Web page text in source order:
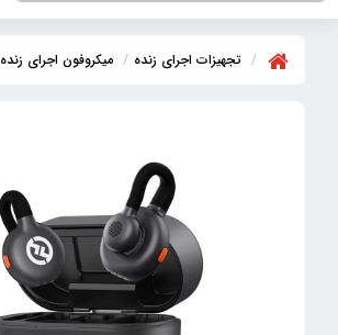
تجهیزات اجرای زنده میکروفون اجرای زنده